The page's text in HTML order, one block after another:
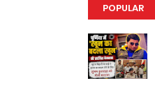
POPULAR